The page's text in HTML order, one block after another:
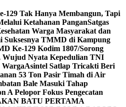
129 Tak Hanya Membangun, Tapi
Ketahanan PanganSatgas
Warga Masyarakat dan
Suksesnya TMMD di Kampung
Ke-129 Kodim 1807/Sorong
Wujud Nyata Kepedulian TNI
Asintel Satlap Tricakti Beri
53 Ton Pasir Timah di Air
Bale Masuki Tahap
A Pelopor Fokus Pengecatan
BATU PERTAMA